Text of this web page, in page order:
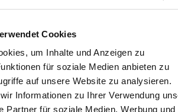
Cookies
um Inhalte und Anzeigen zu
für soziale Medien anbieten zu
auf unsere Website zu analysieren.
Informationen zu Ihrer Verwendung
Partner für soziale Medien, Werbung und